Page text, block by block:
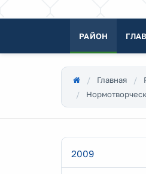
РАЙОН
Главная
2009